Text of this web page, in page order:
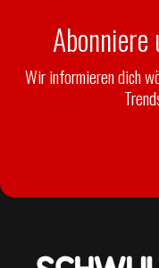
Wir informieren dich